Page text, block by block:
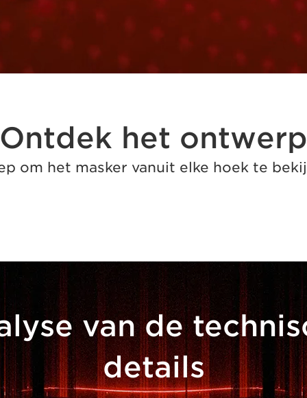
Ontdek het ontwerp
om het masker vanuit elke hoek te
van de
details